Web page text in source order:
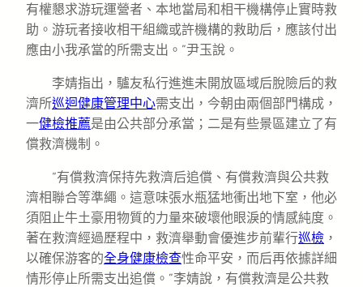
有權懇求游玩運營者、本地當局和相干機構停止實時救
助。游玩者接收相干組織或許機構的救助后，應該付出
應由小我承當的所需支出。”尹玉說。
李婧指出，驢友私行進進未開放區域后脫險后的救
濟所巡迴健康管理中心需支出，今朝由兩個部門構成，
一健檢推薦是由公共部分承當；二是有些景區建立了有
償救濟機制。
“有償救濟保持先救濟后追償、有償救濟與公共救
濟相聯合等準繩。這意味張水瓶猛地衝出地下室，他必
須阻止牛土豪用物質的力量來破壞他眼淚的情感純度。
著在救濟經過歷程中，救濟舉動會優進步前輩行巡檢 ，
以確保游客的全身健康檢查性命平安，而后再依據詳細
情形停止所需支出追償。”李婧說，有償救濟是公共救